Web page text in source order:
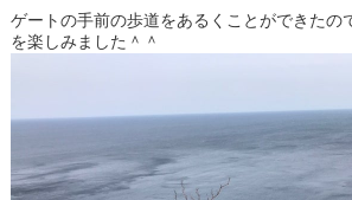
ゲートの手前の歩道をあるくことができたの
を楽しみました＾＾